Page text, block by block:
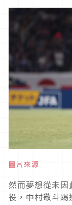
圖片來源
然而夢想從未
役，中村敬斗